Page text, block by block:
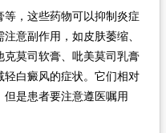
，这些药物可以抑制炎症
意副作用，如皮肤萎缩、
莫司软膏、吡美莫司乳膏
白癜风的症状。它们相对
是患者要注意遵医嘱用